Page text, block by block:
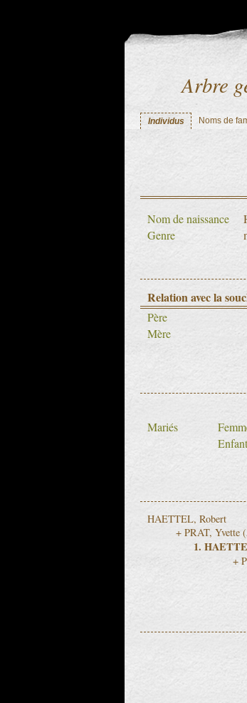
Arbre
Individus Noms de
Nom de naissance
Genre
Relation avec la
Père
Mère
Mariés
HAETTEL, Robert
PRAT, Yvette